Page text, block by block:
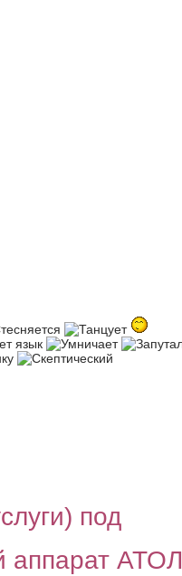
под
аппарат АТОЛ